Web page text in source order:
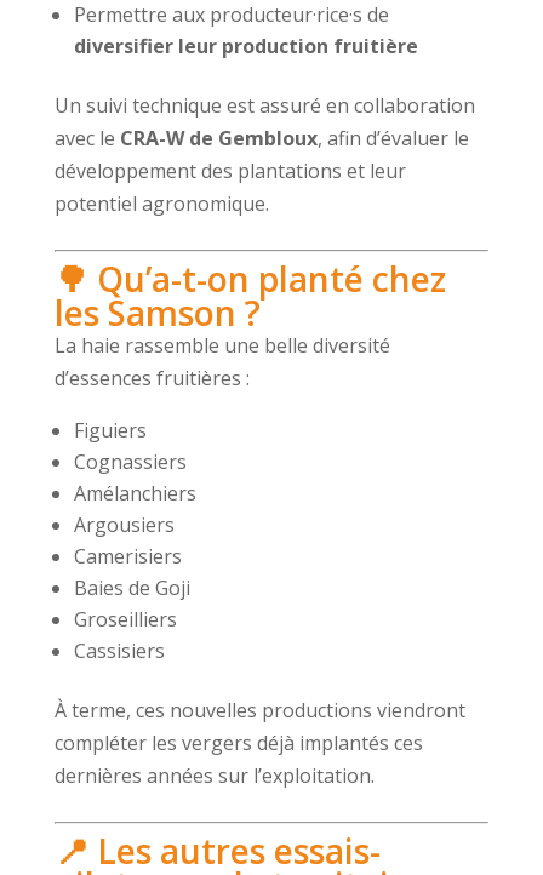
Permettre aux producteur·rice·s de
diversifier leur production fruitière
Un suivi technique est assuré en collaboration
avec le CRA-W de Gembloux, afin d’évaluer le
développement des plantations et leur
potentiel agronomique.
🌳 Qu’a-t-on planté chez
les Samson ?
La haie rassemble une belle diversité
d’essences fruitières :
Figuiers
Cognassiers
Amélanchiers
Argousiers
Camerisiers
Baies de Goji
Groseilliers
Cassisiers
À terme, ces nouvelles productions viendront
compléter les vergers déjà implantés ces
dernières années sur l’exploitation.
📍 Les autres essais-